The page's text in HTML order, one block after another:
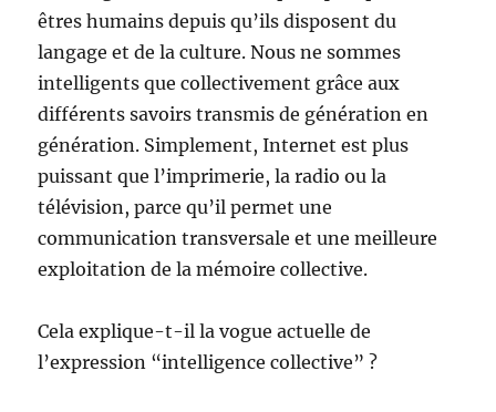
êtres humains depuis qu’ils disposent du
langage et de la culture. Nous ne sommes
intelligents que collectivement grâce aux
différents savoirs transmis de génération en
génération. Simplement, Internet est plus
puissant que l’imprimerie, la radio ou la
télévision, parce qu’il permet une
communication transversale et une meilleure
exploitation de la mémoire collective.
Cela explique-t-il la vogue actuelle de
l’expression “intelligence collective” ?